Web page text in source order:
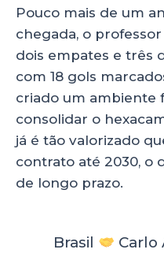
Pouco mais de um
chegada, o
dois empates e três
com 18 gols
criado um ambiente
consolidar o
já é tão valorizado
contrato até 2030, o
de longo prazo.
Brasil
Carlo